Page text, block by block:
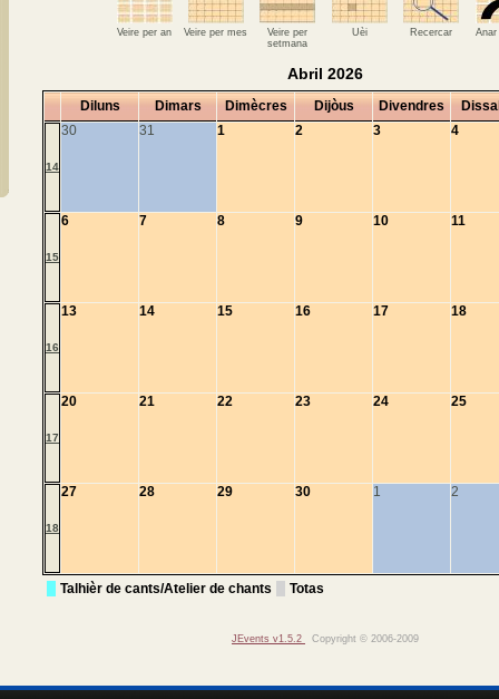
Veire per an Veire per mes
Veire per
setmana
Uèi Recercar
Abril 2026
Diluns Dimars Dimècres Dijòus Divendres
14
30 31 1 2 3 4
15
6 7 8 9 10 11
16
13 14 15 16 17 18
17
20 21 22 23 24 25
18
27 28 29 30 1 2
Talhièr de cants/Atelier de chants Totas
JEvents v1.5.2 Copyright © 2006-2009